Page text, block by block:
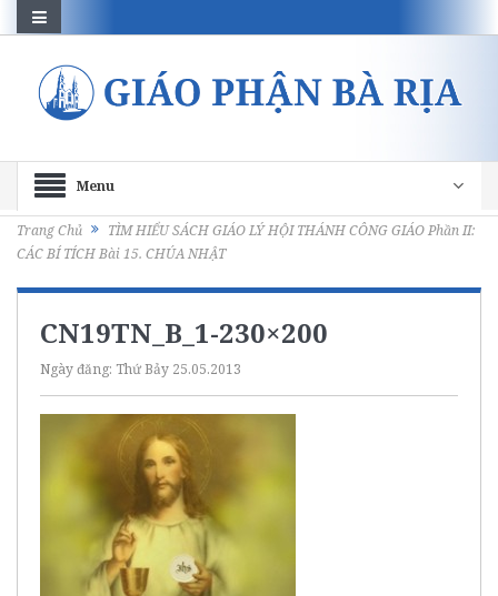
Menu
Trang Chủ
TÌM HIỂU SÁCH GIÁO LÝ HỘI THÁNH CÔNG GIÁO Phần II:
CÁC BÍ TÍCH Bài 15. CHÚA NHẬT
CN19TN_B_1-230×200
Ngày đăng: Thứ Bảy 25.05.2013